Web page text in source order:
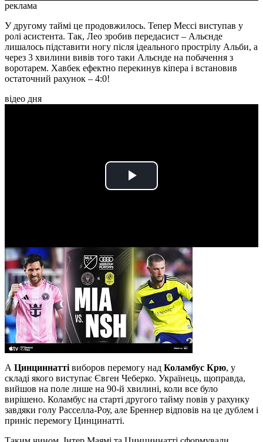
реклама
У другому таймі це продовжилось. Тепер Мессі виступав у
ролі асистента. Так, Лео зробив передасист – Альєнде
лишалось підставити ногу після ідеального прострілу Альби, а
через 3 хвилини вивів того таки Альєнде на побачення з
воротарем. Хавбек ефектно перекинув кіпера і встановив
остаточний рахунок – 4:0!
відео дня
Play
А Цинциннатті виборов перемогу над Коламбус Крю, у
складі якого виступає Євген Чеберко. Українець, щоправда,
вийшов на поле лише на 90-й хвилині, коли все було
вирішено. Коламбус на старті другого тайму повів у рахунку
завдяки голу Расселла-Роу, але Бреннер відповів на це дублем і
приніс перемогу Цинцинатті.